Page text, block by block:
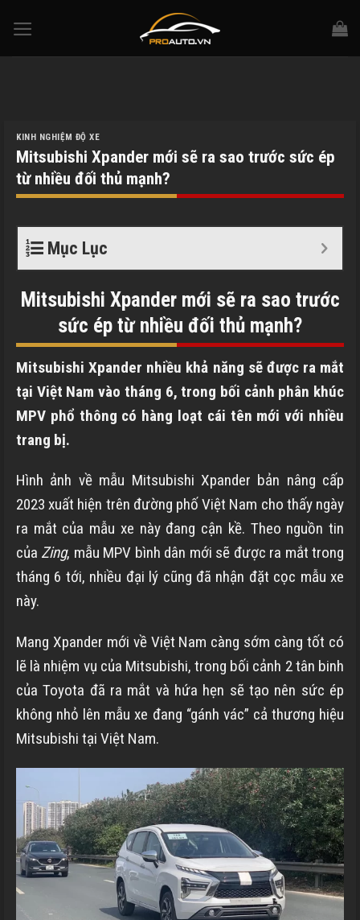
KINH NGHIỆM ĐỘ XE
Mitsubishi Xpander mới sẽ ra sao trước sức ép
từ nhiều đối thủ mạnh?
Mục Lục
Mitsubishi Xpander mới sẽ ra sao trước
sức ép từ nhiều đối thủ mạnh?
Mitsubishi Xpander nhiều khả năng sẽ được ra mắt
tại Việt Nam vào tháng 6, trong bối cảnh phân khúc
MPV phổ thông có hàng loạt cái tên mới với nhiều
trang bị.
Hình ảnh về mẫu Mitsubishi Xpander bản nâng cấp
2023 xuất hiện trên đường phố Việt Nam cho thấy ngày
ra mắt của mẫu xe này đang cận kề. Theo nguồn tin
của Zing, mẫu MPV bình dân mới sẽ được ra mắt trong
tháng 6 tới, nhiều đại lý cũng đã nhận đặt cọc mẫu xe
này.
Mang Xpander mới về Việt Nam càng sớm càng tốt có
lẽ là nhiệm vụ của Mitsubishi, trong bối cảnh 2 tân binh
của Toyota đã ra mắt và hứa hẹn sẽ tạo nên sức ép
không nhỏ lên mẫu xe đang “gánh vác” cả thương hiệu
Mitsubishi tại Việt Nam.